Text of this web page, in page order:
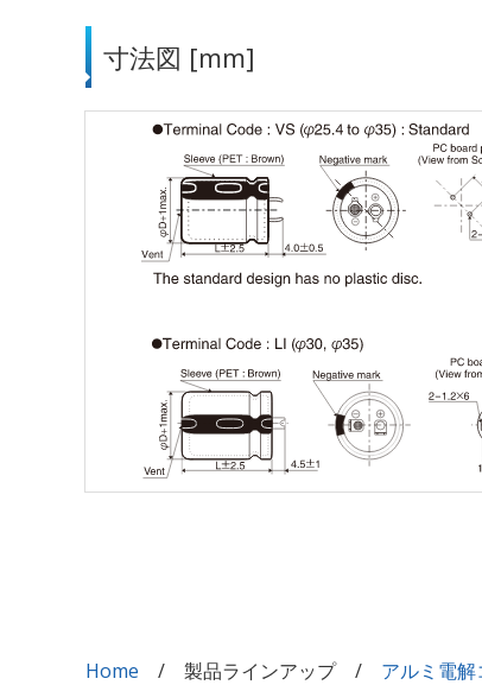
寸法図 [mm]
Home 製品ラインアップ アルミ電